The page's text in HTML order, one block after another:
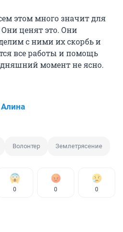
этом много значит для
ценят это. Они
с ними их скорбь и
все работы и помощь
момент не ясно.
Волонтер Землетрясение
0 0 0